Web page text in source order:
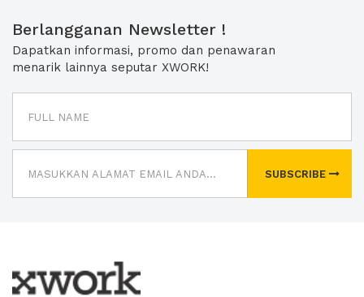
Berlangganan Newsletter !
Dapatkan informasi, promo dan penawaran
menarik lainnya seputar XWORK!
SUBSCRIBE